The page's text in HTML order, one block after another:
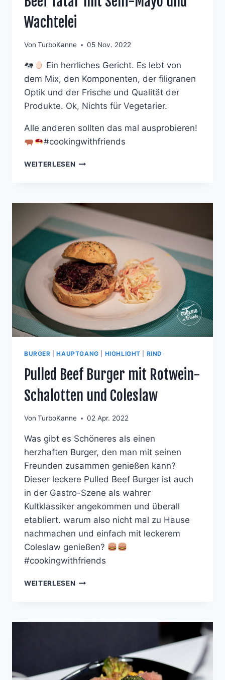
Wachtelei
Von TurboKanne 05 Nov. 2022
Ein herrliches Gericht. Es lebt von
dem Mix, den Komponenten, der filigranen
Optik und der Frische und Qualität der
Produkte. Ok, Nichts für Vegetarier.
Alle anderen sollten das mal ausprobieren!
#cookingwithfriends
WEITERLESEN BEEF
MAYO
WACHTELEI
BURGER |HAUPTGANG HIGHLIGHT RIND
Pulled Beef Burger mit Rotwein-
Schalotten und Coleslaw
Von TurboKanne 02 Apr. 2022
Was gibt es Schöneres als einen
herzhaften Burger, den man mit seinen
Freunden zusammen genießen kann?
Dieser leckere Pulled Beef Burger ist auch
in der Gastro-Szene als wahrer
Kultklassiker angekommen und überall
etabliert. warum also nicht mal zu Hause
nachmachen und einfach mit leckerem
Coleslaw genießen?
#cookingwithfriends
WEITERLESEN PULLED
ROTWEIN-
COLESLAW